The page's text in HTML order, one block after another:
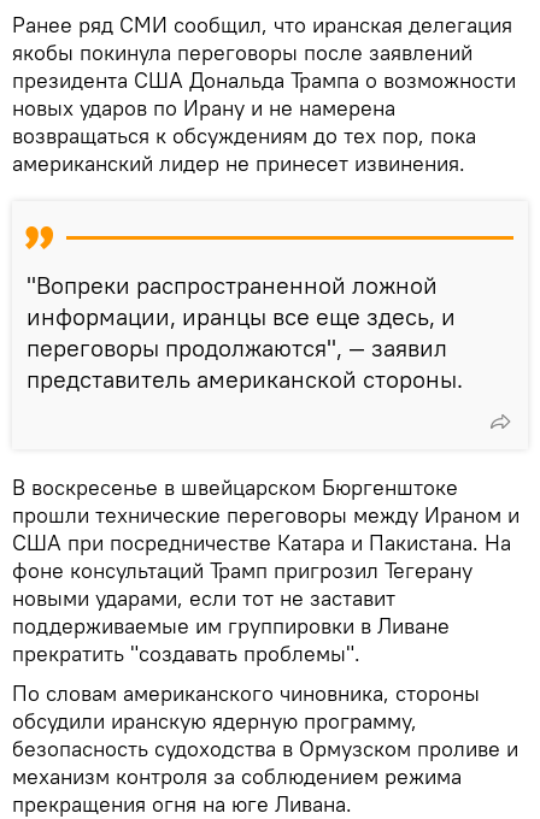
Ранее ряд СМИ сообщил, что иранская делегация
якобы покинула переговоры после заявлений
президента США Дональда Трампа о возможности
новых ударов по Ирану и не намерена
возвращаться к обсуждениям до тех пор, пока
американский лидер не принесет извинения.
"Вопреки распространенной ложной
информации, иранцы все еще здесь, и
переговоры продолжаются", — заявил
представитель американской стороны.
В воскресенье в швейцарском Бюргенштоке
прошли технические переговоры между Ираном и
США при посредничестве Катара и Пакистана. На
фоне консультаций Трамп пригрозил Тегерану
новыми ударами, если тот не заставит
поддерживаемые им группировки в Ливане
прекратить "создавать проблемы".
По словам американского чиновника, стороны
обсудили иранскую ядерную программу,
безопасность судоходства в Ормузском проливе и
механизм контроля за соблюдением режима
прекращения огня на юге Ливана.